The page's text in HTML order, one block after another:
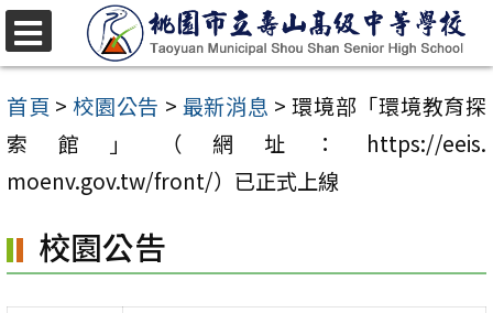
跳
至
主
要
區
首頁 > 校園公告 > 最新消息 > 環境部「環境教育探
索館」（網址：https://eeis.
moenv.gov.tw/front/）已正式上線
校園公告
選
單